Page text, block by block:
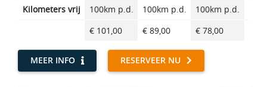
Kilometers vrij
100km p.d. 100km p.d. 100km p.d.
€ 101,00
€ 89,00 € 78,00
MEER INFO RESERVEER NU